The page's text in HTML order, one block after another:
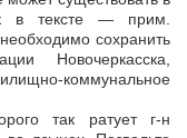
в тексте — прим.
сохранить
Новочеркасска,
коммунальное
так ратует г-н